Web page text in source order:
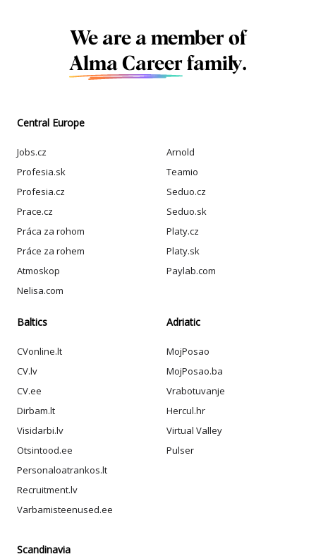
We are a member of
Alma Career family.
Central Europe
Jobs.cz
Profesia.sk
Profesia.cz
Prace.cz
Práca za rohom
Práce za rohem
Atmoskop
Nelisa.com
Arnold
Teamio
Seduo.cz
Seduo.sk
Platy.cz
Platy.sk
Paylab.com
Baltics
CVonline.lt
CV.lv
CV.ee
Dirbam.lt
Visidarbi.lv
Otsintood.ee
Personaloatrankos.lt
Recruitment.lv
Varbamisteenused.ee
Adriatic
MojPosao
MojPosao.ba
Vrabotuvanje
Hercul.hr
Virtual Valley
Pulser
Scandinavia